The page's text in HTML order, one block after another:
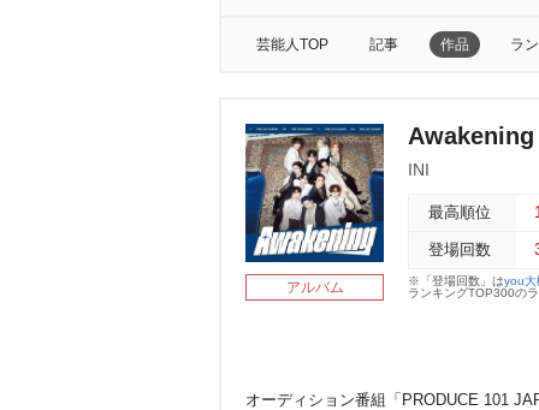
芸能人TOP 記事 作品 ラ
アルバム
Awakening
INI
最高順位
登場回数
※「登場回数」はyou大
ランキングTOP300の
オーディション番組「PRODUCE 101